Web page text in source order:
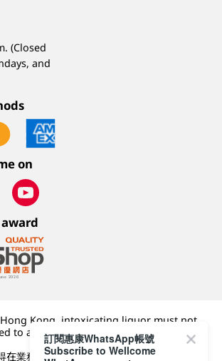
(Closed
and
on
Kong, intoxicating liquor must not
to a minor (under 18) in the course of
在業務過程中，向未成年人 (18 歲以下人士)
訂閱惠康WhatsApp帳號
Subscribe to Wellcome